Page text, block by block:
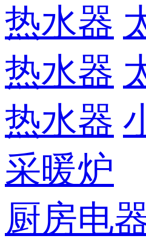
热水器
热水器
热水器
采暖炉
厨房电